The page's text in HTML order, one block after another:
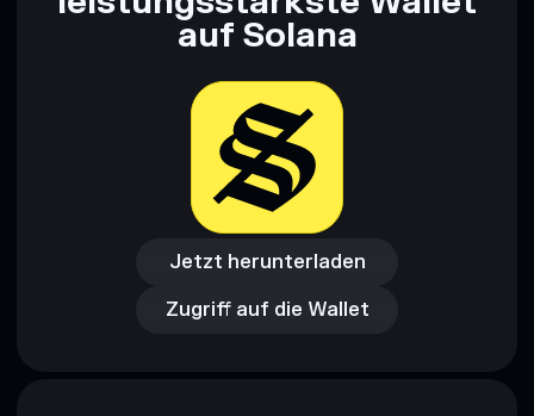
auf Solana
Jetzt herunterladen
Jetzt herunterladen
Zugriff auf die Wallet
Zugriff auf die Wallet